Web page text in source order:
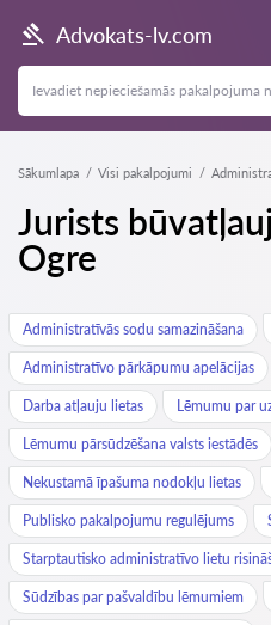
Advokats-lv.com
Sākumlapa Visi pakalpojumi
Jurists
Ogre
Administratīvās sodu samazināšana
Administratīvo pārkāpumu apelācijas
Darba atļauju lietas Lēmumu par
Lēmumu pārsūdzēšana valsts iestādēs
Nekustamā īpašuma nodokļu lietas
Publisko pakalpojumu regulējums
Starptautisko administratīvo lietu
Sūdzības par pašvaldību lēmumiem